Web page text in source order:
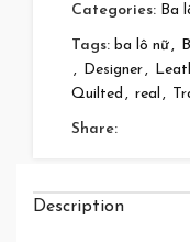
Categories: Ba
Tags: ba lô nữ ,
, Designer ,
Quilted , real ,
Share:
Description